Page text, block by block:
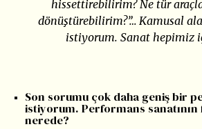
hissettirebilirim? Ne tür
dönüştürebilirim?”… Kamusal
istiyorum. Sanat hepimiz
Son sorumu çok daha geniş bir
istiyorum. Performans sanatının
nerede?